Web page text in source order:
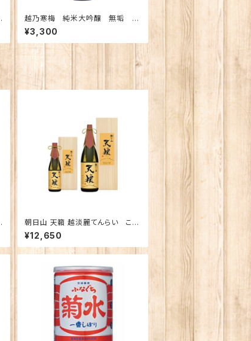
越乃寒梅 純米大吟醸 無垢 7
20ｍｌ （化粧箱入り）
¥3,300
朝日山 天籟 越淡麗てんらい こし
たんれい 純米大吟醸 1800ｍｌ
¥12,650